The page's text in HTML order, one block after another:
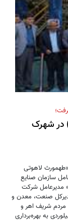
در شهرک
«طهمورث لاهوتی
سازمان صنایع
مدیرعامل شرکت
صنعت، معدن و
مردم شریف اهر و
به بهره‌برداری